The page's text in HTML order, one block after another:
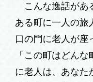
こんな逸話があ
ある町に一人の旅
口の門に老人が座
「この町はどん
に老人は、あなた